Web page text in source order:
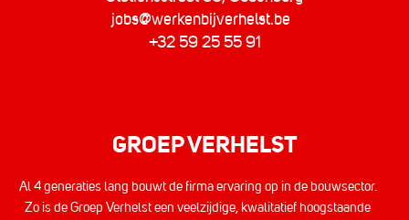
jobs@werkenbijverhelst.be
+32 59 25 55 91
GROEP VERHELST
Al 4 generaties lang bouwt de firma ervaring op in de bouwsector.
Zo is de Groep Verhelst een veelzijdige, kwalitatief hoogstaande